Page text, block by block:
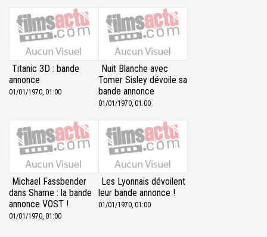
Titanic 3D : bande
annonce
01/01/1970, 01:00
Nuit Blanche avec
Tomer Sisley dévoile sa
bande annonce
01/01/1970, 01:00
Michael Fassbender
dans Shame : la bande
annonce VOST !
01/01/1970, 01:00
Les Lyonnais dévoilent
leur bande annonce !
01/01/1970, 01:00